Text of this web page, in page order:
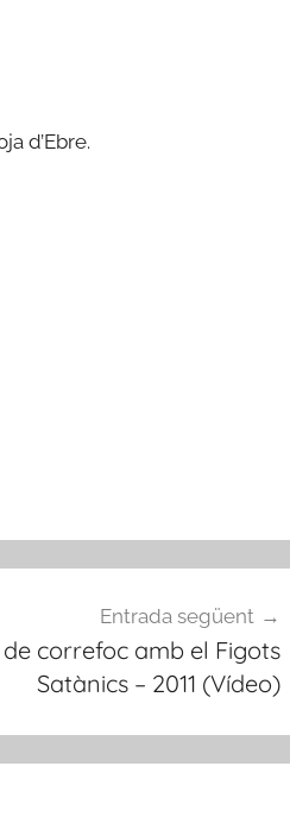
d’Ebre.
Entrada següent
correfoc amb el Figots
Satànics – 2011 (Vídeo)